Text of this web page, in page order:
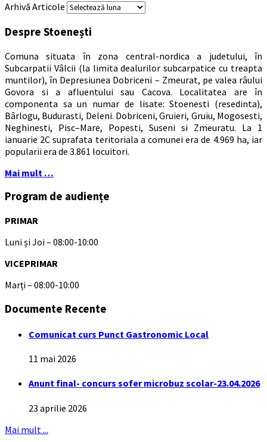
Arhivă Articole
Despre Stoenești
Comuna situata în zona central-nordica a judetului, în
Subcarpatii Vâlcii (la limita dealurilor subcarpatice cu treapta
muntilor), în Depresiunea Dobriceni – Zmeurat, pe valea râului
Govora si a afluentului sau Cacova. Localitatea are în
componenta sa un numar de lisate: Stoenesti (resedinta),
Bârlogu, Budurasti, Deleni. Dobriceni, Gruieri, Gruiu, Mogosesti,
Neghinesti, Pisc–Mare, Popesti, Suseni si Zmeuratu. La 1
ianuarie 2C suprafata teritoriala a comunei era de 4.969 ha, iar
popularii era de 3.861 locuitori.
Mai mult …
Program de audiențe
PRIMAR
Luni și Joi – 08:00-10:00
VICEPRIMAR
Marți – 08:00-10:00
Documente Recente
Comunicat curs Punct Gastronomic Local
11 mai 2026
Anunt final- concurs sofer microbuz scolar-23.04.2026
23 aprilie 2026
Mai mult ...